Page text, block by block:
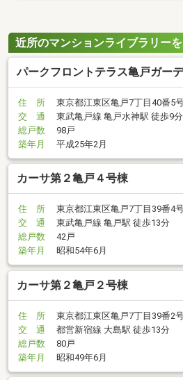
近所のマンションライブラリー
パークフロントテラス亀戸ガー
住 所
東京都江東区亀戸7丁目40番5
交 通
東武亀戸線 亀戸水神駅 徒歩9分
総戸数
98戸
築年月
平成25年2月
カーサ第２亀戸４号棟
住 所
東京都江東区亀戸7丁目39番4
交 通
東武亀戸線 亀戸駅 徒歩13分
総戸数
42戸
築年月
昭和54年6月
カーサ第２亀戸２号棟
住 所
東京都江東区亀戸7丁目39番2
交 通
都営新宿線 大島駅 徒歩13分
総戸数
80戸
築年月
昭和49年6月